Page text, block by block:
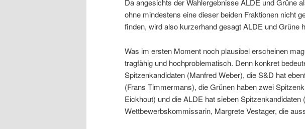
Da angesichts der Wahlergebnisse ALDE und Grüne
ohne mindestens eine dieser beiden Fraktionen nicht
finden, wird also kurzerhand gesagt ALDE und Grüne
Was im ersten Moment noch plausibel erscheinen
tragfähig und hochproblematisch. Denn konkret
Spitzenkandidaten (Manfred Weber), die S&D hat
(Frans Timmermans), die Grünen haben zwei
Eickhout) und die ALDE hat sieben Spitzenkandidaten
Wettbewerbskommissarin, Margrete Vestager, die